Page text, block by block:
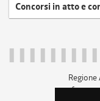
Concorsi in atto e
Regione
c.f.